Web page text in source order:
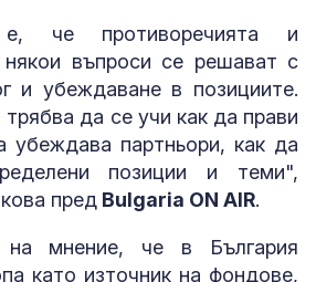
е, че противоречията и
някои въпроси се решават с
и убеждаване в позициите.
да се учи как да прави
убеждава партньори, как да
позиции и теми",
пред Bulgaria ON AIR.
на мнение, че в България
като източник на фондове,